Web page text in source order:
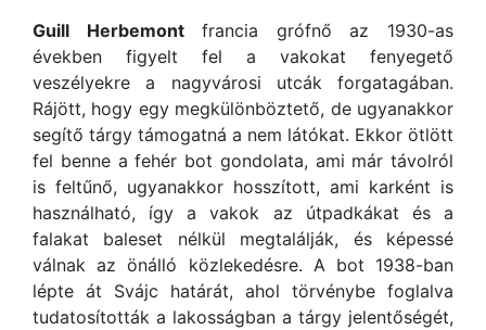
Guill Herbemontfrancia grófnő az 1930-as
években figyelt fel a vakokat fenyegető
veszélyekre a nagyvárosi utcák forgatagában.
Rájött, hogy egy megkülönböztető, de ugyanakkor
segítő tárgy támogatná a nem látókat. Ekkor ötlött
fel benne a fehér bot gondolata, ami már távolról
is feltűnő, ugyanakkor hosszított, ami karként is
használható, így a vakok az útpadkákat és a
falakat baleset nélkül megtalálják, és képessé
válnak az önálló közlekedésre. A bot 1938-ban
lépte át Svájc határát, ahol törvénybe foglalva
tudatosították a lakosságban a tárgy jelentőségét,